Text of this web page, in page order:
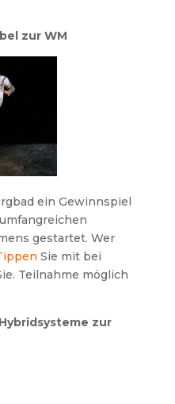
zur WM
ein Gewinnspiel
gestartet. Wer
Sie mit bei
Teilnahme möglich
zur